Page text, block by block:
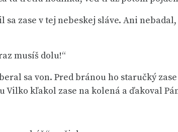
sa zase v tej nebeskej sláve. Ani
musíš dolu!“
sa von. Pred bránou ho staručký
kľakol zase na kolená a ďakoval